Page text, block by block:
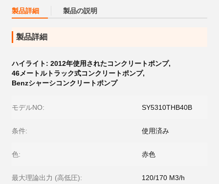
製品詳細 製品の説明
製品詳細
ハイライト: 2012年使用されたコンクリートポンプ,
46メートルトラック式コンクリートポンプ,
Benzシャーシコンクリートポンプ
モデルNO: SY5310THB40B
条件: 使用済み
色: 赤色
最大理論出力 (高低圧): 120/170 M3/h